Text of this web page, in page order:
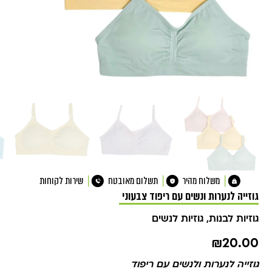
משלוח מהיר תשלום מאובטח שירות לקוחות
גוזייה לנערות ונשים עם ריפוד צבעוני
גוזיות לבנות,גוזיות לנשים
₪20.00
גוזייה לנערות ולנשים עם ריפוד